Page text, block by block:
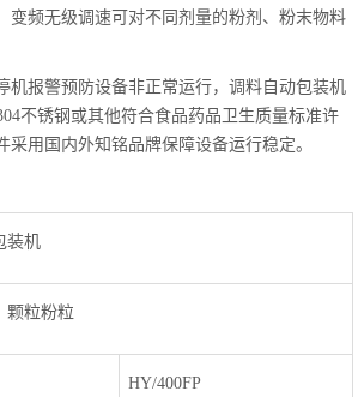
变频无级调速可对不同剂量的粉剂、粉末物料
报警预防设备非正常运行，调料自动包装机
不锈钢或其他符合食品药品卫生质量标准许
采用国内外知铭品牌保障设备运行稳定。
装机
颗粒粉粒
HY/400FP